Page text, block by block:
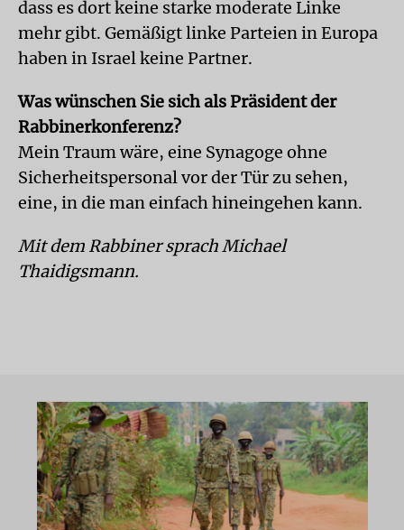
dass es dort keine starke moderate Linke
mehr gibt. Gemäßigt linke Parteien in Europa
haben in Israel keine Partner.
Was wünschen Sie sich als Präsident der
Rabbinerkonferenz?
Mein Traum wäre, eine Synagoge ohne
Sicherheitspersonal vor der Tür zu sehen,
eine, in die man einfach hineingehen kann.
Mit dem Rabbiner sprach Michael
Thaidigsmann.